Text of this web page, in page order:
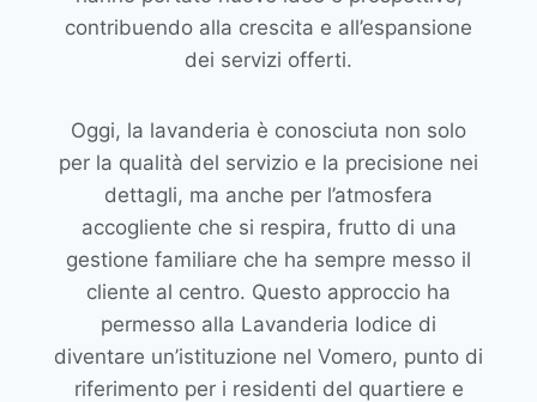
contribuendo alla crescita e all’espansione
dei servizi offerti.
Oggi, la lavanderia è conosciuta non solo
per la qualità del servizio e la precisione nei
dettagli, ma anche per l’atmosfera
accogliente che si respira, frutto di una
gestione familiare che ha sempre messo il
cliente al centro. Questo approccio ha
permesso alla Lavanderia Iodice di
diventare un’istituzione nel Vomero, punto di
riferimento per i residenti del quartiere e